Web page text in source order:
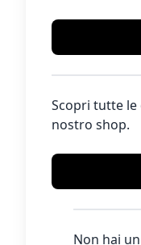
Scopri tutte
nostro shop.
Non hai